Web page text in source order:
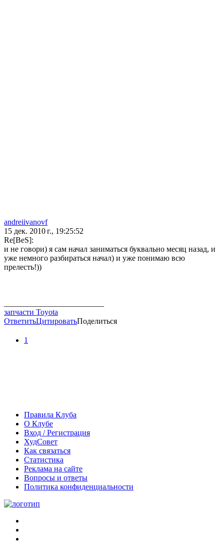
andreiivanovf
15 дек. 2010 г., 19:25:52
Re[BeS]:
и не говори) я сам начал заниматься буквально месяц назад, и
уже немного разбираться начал) и уже понимаю всю
прелесть!))
запчасти Toyota
ОтветитьЦитироватьПоделиться
1
Правила Клуба
О Клубе
Вход / Регистрация
ХудСовет
Как связаться
Статистика
Реклама на сайте
Вопросы и ответы
Политика конфиденциальности